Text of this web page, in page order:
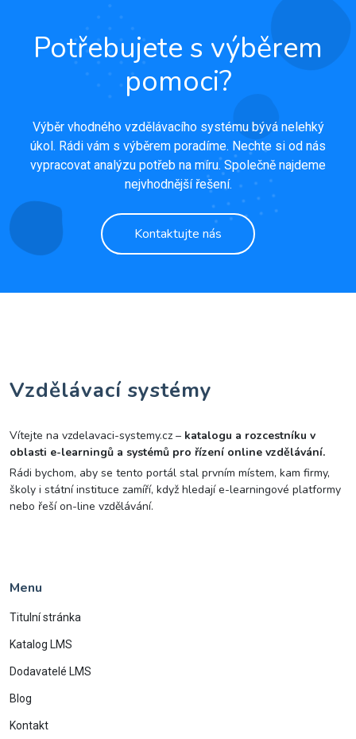
Potřebujete s výběrem
pomoci?
Výběr vhodného vzdělávacího systému bývá nelehký
úkol. Rádi vám s výběrem poradíme. Nechte si od nás
vypracovat analýzu potřeb na míru. Společně najdeme
nejvhodnější řešení.
Kontaktujte nás
Vzdělávací systémy
Vítejte na vzdelavaci-systemy.cz – katalogu a rozcestníku v
oblasti e-learningů a systémů pro řízení online vzdělávání.
Rádi bychom, aby se tento portál stal prvním místem, kam firmy,
školy i státní instituce zamíří, když hledají e-learningové platformy
nebo řeší on-line vzdělávání.
Menu
Titulní stránka
Katalog LMS
Dodavatelé LMS
Blog
Kontakt